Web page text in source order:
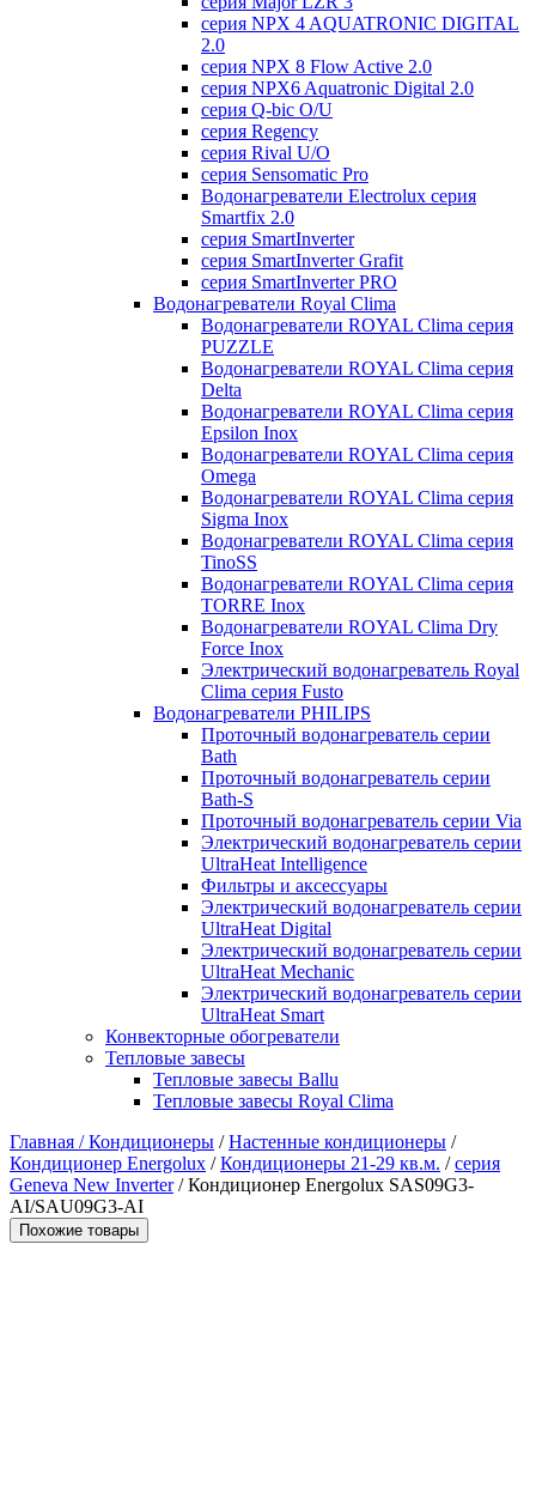
серия NPX 4 AQUATRONIC DIGITAL
2.0
серия NPX 8 Flow Active 2.0
серия NPX6 Aquatronic Digital 2.0
серия Q-bic O/U
серия Regency
серия Rival U/О
серия Sensomatic Pro
Водонагреватели Electrolux серия
Smartfix 2.0
серия SmartInverter
серия SmartInverter Grafit
серия SmartInverter PRO
Водонагреватели Royal Clima
Водонагреватели ROYAL Clima серия
PUZZLE
Водонагреватели ROYAL Clima серия
Delta
Водонагреватели ROYAL Clima серия
Epsilon Inox
Водонагреватели ROYAL Clima серия
Omega
Водонагреватели ROYAL Clima серия
Sigma Inox
Водонагреватели ROYAL Clima серия
TinoSS
Водонагреватели ROYAL Clima серия
TORRE Inox
Водонагреватели ROYAL Clima Dry
Force Inox
Электрический водонагреватель Royal
Clima серия Fusto
Водонагреватели PHILIPS
Проточный водонагреватель серии
Bath
Проточный водонагреватель серии
Bath-S
Проточный водонагреватель серии Via
Электрический водонагреватель серии
UltraHeat Intelligence
Фильтры и аксессуары
Электрический водонагреватель серии
UltraHeat Digital
Электрический водонагреватель серии
UltraHeat Mechanic
Электрический водонагреватель серии
UltraHeat Smart
Конвекторные обогреватели
Тепловые завесы
Тепловые завесы Ballu
Тепловые завесы Royal Clima
Главная /Кондиционеры /Настенные кондиционеры /
Кондиционер Energolux /Кондиционеры 21-29 кв.м. /серия
Geneva New Inverter/ Кондиционер Energolux SAS09G3-
AI/SAU09G3-AI
Похожие товары